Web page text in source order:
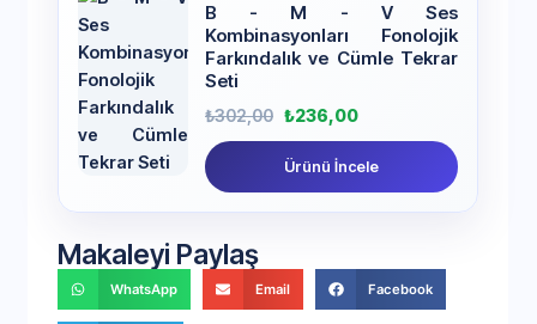
B - M - V Ses
Kombinasyonları Fonolojik
Farkındalık ve Cümle Tekrar
Seti
₺302,00 ₺236,00
Ürünü İncele
Makaleyi Paylaş
WhatsApp Email Facebook